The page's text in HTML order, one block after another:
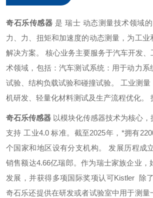
奇石乐传感器 是 瑞士 动态测量技术领域
力、力、扭矩和加速度的动态测量，为工业
解决方案。 ‌核心业务主要服务于汽车开发
术领域，包括：‌汽车测试系统‌：用于动力系
试验、结构负载试验和碰撞试验。 ‌‌工业测
机研发、轻量化材料测试及生产流程优化。
奇石乐传感器 以模块化传感器技术为核心
支持 工业4.0 标准。截至2025年，*拥有
个国家和地区设有分支机构。 ‌发展历程成
销售额达4.66亿瑞郎。作为瑞士家族企业，
发展，并获得多项国际奖项认可Kistler 除
奇石乐还提供在研发或者试验室中用于测量